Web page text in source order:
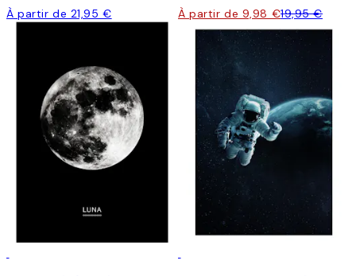
À partir de 21,95 € À partir de 9,98 €19,95 €